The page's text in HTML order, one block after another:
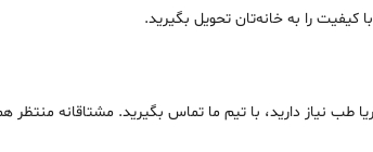
را به خانه‌تان تحویل بگیرید.
طب نیاز دارید، با تیم ما تماس بگیرید. مشتاقانه